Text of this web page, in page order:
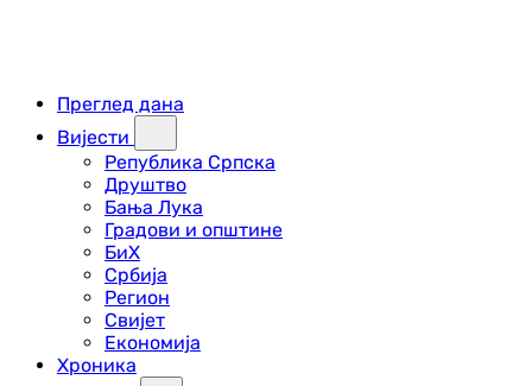
Преглед дана
Вијести
Република Српска
Друштво
Бања Лука
Градови и општине
БиХ
Србија
Регион
Свијет
Економија
Хроника